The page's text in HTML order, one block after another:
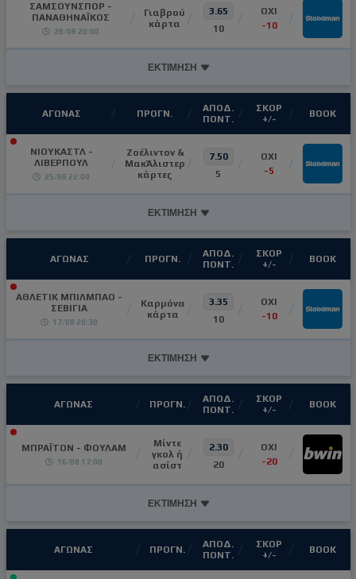
ΣΑΜΣΟΥΝΣΠΟΡ -
ΠΑΝΑΘΗΝΑΪΚΟΣ
28/08 20:00
Γιαβρού
κάρτα
3.65
10
OXI
-10
ΕΚΤΙΜΗΣΗ
ΑΓΩΝΑΣ ΠΡΟΓΝ.
ΑΠΟΔ.
ΠΟΝΤ.
ΣΚΟΡ
+/-
ΒΟΟΚ
ΝΙΟΥΚΑΣΤΛ -
ΛΙΒΕΡΠΟΥΛ
25/08 22:00
Ζοέλιντον &
ΜακΆλιστερ
κάρτες
7.50
5
OXI
-5
ΕΚΤΙΜΗΣΗ
ΑΓΩΝΑΣ ΠΡΟΓΝ.
ΑΠΟΔ.
ΠΟΝΤ.
ΣΚΟΡ
+/-
ΒΟΟΚ
ΑΘΛΕΤΙΚ ΜΠΙΛΜΠΑΟ -
ΣΕΒΙΓΙΑ
17/08 20:30
Καρμόνα
κάρτα
3.35
10
ΟΧΙ
-10
ΕΚΤΙΜΗΣΗ
ΑΓΩΝΑΣ ΠΡΟΓΝ.
ΑΠΟΔ.
ΠΟΝΤ.
ΣΚΟΡ
+/-
ΒΟΟΚ
ΜΠΡΑΪΤΟΝ - ΦΟΥΛΑΜ
16/08 17:00
Μίντε
γκολ ή
ασίστ
2.30
20
ΟΧΙ
-20
ΕΚΤΙΜΗΣΗ
ΑΓΩΝΑΣ ΠΡΟΓΝ.
ΑΠΟΔ.
ΠΟΝΤ.
ΣΚΟΡ
+/-
ΒΟΟΚ